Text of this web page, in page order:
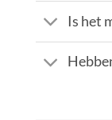
Is het